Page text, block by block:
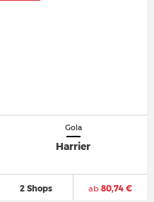
Gola
Harrier
2 Shops ab80,74 €